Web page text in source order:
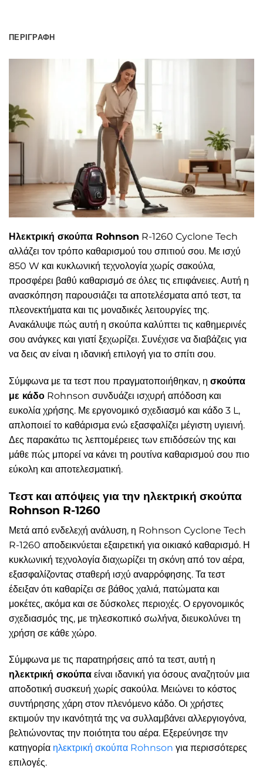
ΠΕΡΙΓΡΑΦΉ
Ηλεκτρική σκούπα Rohnson R-1260 Cyclone Tech
αλλάζει τον τρόπο καθαρισμού του σπιτιού σου. Με ισχύ
850 W και κυκλωνική τεχνολογία χωρίς σακούλα,
προσφέρει βαθύ καθαρισμό σε όλες τις επιφάνειες. Αυτή η
ανασκόπηση παρουσιάζει τα αποτελέσματα από τεστ, τα
πλεονεκτήματα και τις μοναδικές λειτουργίες της.
Ανακάλυψε πώς αυτή η σκούπα καλύπτει τις καθημερινές
σου ανάγκες και γιατί ξεχωρίζει. Συνέχισε να διαβάζεις για
να δεις αν είναι η ιδανική επιλογή για το σπίτι σου.
Σύμφωνα με τα τεστ που πραγματοποιήθηκαν, η σκούπα
με κάδο Rohnson συνδυάζει ισχυρή απόδοση και
ευκολία χρήσης. Με εργονομικό σχεδιασμό και κάδο 3 L,
απλοποιεί το καθάρισμα ενώ εξασφαλίζει μέγιστη υγιεινή.
Δες παρακάτω τις λεπτομέρειες των επιδόσεών της και
μάθε πώς μπορεί να κάνει τη ρουτίνα καθαρισμού σου πιο
εύκολη και αποτελεσματική.
Τεστ και απόψεις για την ηλεκτρική σκούπα
Rohnson R-1260
Μετά από ενδελεχή ανάλυση, η Rohnson Cyclone Tech
R-1260 αποδεικνύεται εξαιρετική για οικιακό καθαρισμό. Η
κυκλωνική τεχνολογία διαχωρίζει τη σκόνη από τον αέρα,
εξασφαλίζοντας σταθερή ισχύ αναρρόφησης. Τα τεστ
έδειξαν ότι καθαρίζει σε βάθος χαλιά, πατώματα και
μοκέτες, ακόμα και σε δύσκολες περιοχές. Ο εργονομικός
σχεδιασμός της, με τηλεσκοπικό σωλήνα, διευκολύνει τη
χρήση σε κάθε χώρο.
Σύμφωνα με τις παρατηρήσεις από τα τεστ, αυτή η
ηλεκτρική σκούπα είναι ιδανική για όσους αναζητούν μια
αποδοτική συσκευή χωρίς σακούλα. Μειώνει το κόστος
συντήρησης χάρη στον πλενόμενο κάδο. Οι χρήστες
εκτιμούν την ικανότητά της να συλλαμβάνει αλλεργιογόνα,
βελτιώνοντας την ποιότητα του αέρα. Εξερεύνησε την
κατηγορία ηλεκτρική σκούπα Rohnson για περισσότερες
επιλογές.